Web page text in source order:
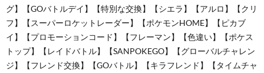
グ】【GOバトルデイ】【特別な交換】【シエラ】【アルロ】【クリ
フ】【スーパーロケットレーダー】【ポケモンHOME】【ピカブ
イ】【プロモーションコード】【フレーマン】【色違い】【ポケス
トップ】【レイドバトル】【SANPOKEGO】【グローバルチャレン
ジ】【フレンド交換】【GOバトル】【キラフレンド】【タイムチャ